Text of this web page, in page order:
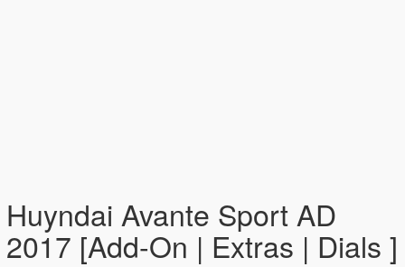
Huyndai Avante Sport AD
2017 [Add-On | Extras | Dials ]